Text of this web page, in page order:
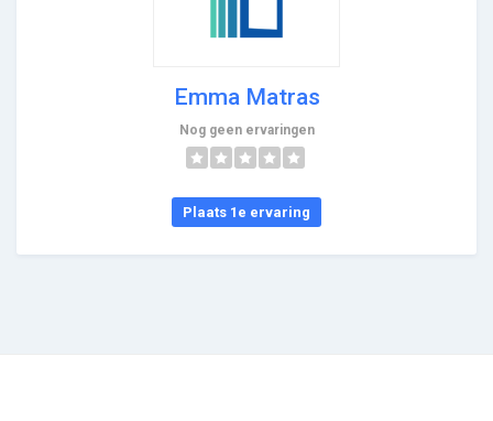
Emma Matras
Nog geen ervaringen
Plaats 1e ervaring